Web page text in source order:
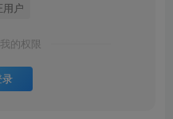
用户
的权限